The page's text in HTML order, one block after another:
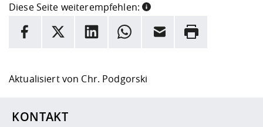
Diese Seite weiterempfehlen:
INFORMATION
Facebook
X LinkedInWhatsappE-Mail Drucken
Aktualisiert von Chr. Podgorski
KONTAKT